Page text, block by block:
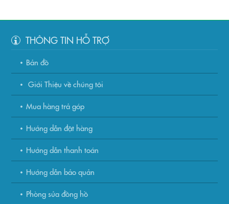
THÔNG TIN HỖ TRỢ
Bản đồ
Giới Thiệu về chúng tôi
Mua hàng trả góp
Hướng dẫn đặt hàng
Hướng dẫn thanh toán
Hướng dẫn bảo quản
Phòng sửa đồng hồ